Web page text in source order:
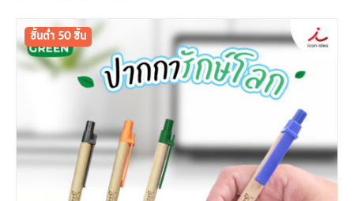
ขั้นต่ำ 50 ชิ้น